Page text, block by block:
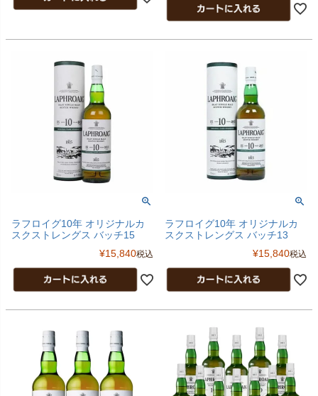
ラフロイグ10年 オリジナルカ
スクストレングス バッチ15
¥15,840税込
ラフロイグ10年 オリジナルカ
スクストレングス バッチ13
¥15,840税込